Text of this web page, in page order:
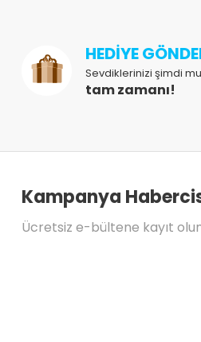
HEDİYE
Sevdiklerinizi şimdi
tam zamanı!
Kampanya
Ücretsiz e-bültene kayıt